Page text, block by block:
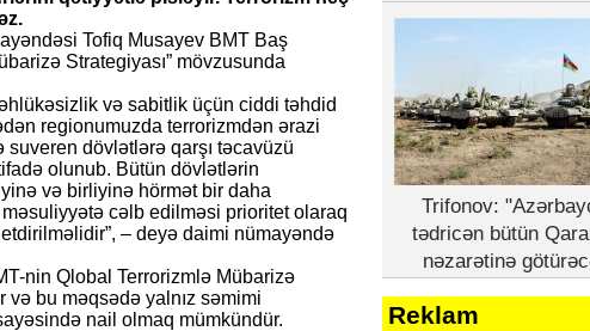
Tofiq Musayev BMT Baş
Strategiyası” mövzusunda
və sabitlik üçün ciddi təhdid
regionumuzda terrorizmdən ərazi
suveren dövlətlərə qarşı təcavüzü
olunub. Bütün dövlətlərin
və birliyinə hörmət bir daha
cəlb edilməsi prioritet olaraq
etdirilməlidir”, – deyə daimi nümayəndə
nin Qlobal Terrorizmlə Mübarizə
və bu məqsədə yalnız səmimi
nail olmaq mümkündür.
Trifonov:
tədricən bütün
nəzarətinə
Reklam